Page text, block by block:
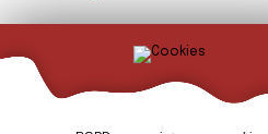
Abonnez-vous à "La